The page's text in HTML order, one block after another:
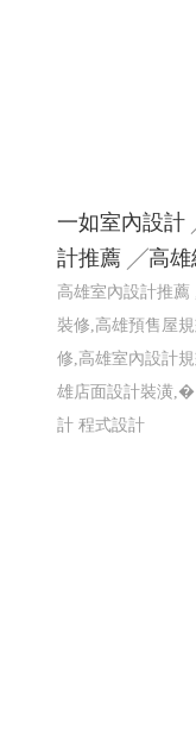
一如室內設計
計推薦 ╱高雄
高雄室內設計推
裝修,高雄預售屋
修,高雄室內設計
雄店面設計裝潢,�
計 程式設計